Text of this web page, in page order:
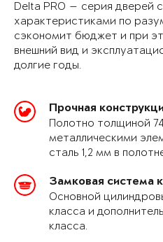
Delta PRO — серия дверей
характеристиками по
сэкономит бюджет и при
внешний вид и
долгие годы.
Прочная
Полотно толщиной
металлическими
сталь 1,2 мм в
Замковая система
Основной
класса и
класса.